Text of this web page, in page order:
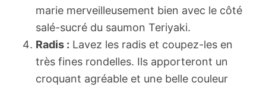
marie merveilleusement bien avec le côté
salé-sucré du saumon Teriyaki.
Radis : Lavez les radis et coupez-les en
très fines rondelles. Ils apporteront un
croquant agréable et une belle couleur